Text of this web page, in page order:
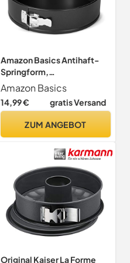
Amazon Basics Antihaft-
Springform,
Spülmaschinen- und
Ofenfest, 25,4cm
Amazon Basics
14,99 € gratis Versand
ZUM ANGEBOT
Original Kaiser La Forme